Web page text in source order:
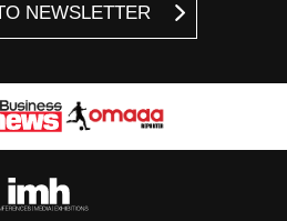
NEWSLETTER